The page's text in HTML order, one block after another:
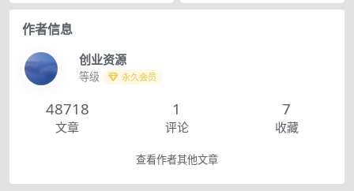
作者信息
创业资源
等级 永久会员
48718
文章
1
评论
7
收藏
查看作者其他文章